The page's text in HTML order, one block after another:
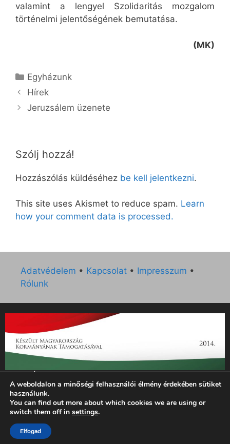
valamint a lengyel Szolidaritás mozgalom
történelmi jelentőségének bemutatása.
(MK)
Kategória
Egyházunk
Hírek
Jeruzsálem üzenete
Szólj hozzá!
Hozzászólás küldéséhez be kell jelentkezni.
This site uses Akismet to reduce spam. Learn
how your comment data is processed.
Adatvédelem • Kapcsolat • Impresszum •
Rólunk
„Az Új Ember katolikus hetilap 2014. évi működésének
támogatását az EGYH-KCP-14-P-0121 sz. támogatási
szerződés keretében 3 000 000 Ft összegben támogatta az
Emberi Erőforrások Minisztériuma.”
© 2026 Magyar Kurír - Új Ember
A weboldalon a minőségi felhasználói élmény érdekében sütiket
használunk.
You can find out more about which cookies we are using or
switch them off in settings.
Elfogad